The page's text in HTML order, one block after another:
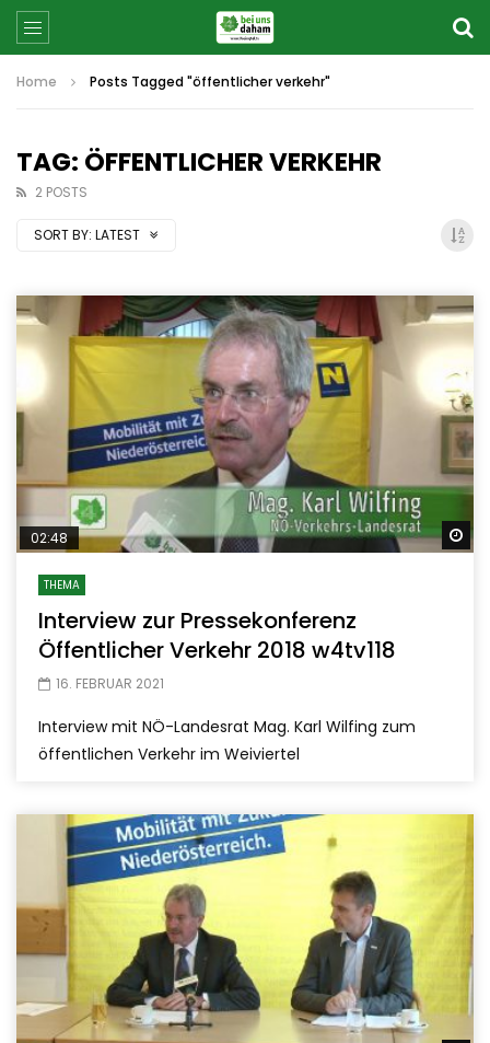
Home Posts Tagged "öffentlicher verkehr"
TAG: ÖFFENTLICHER VERKEHR
2 POSTS
SORT BY: LATEST
02:48
THEMA
Interview zur Pressekonferenz
Öffentlicher Verkehr 2018 w4tv118
16. FEBRUAR 2021
Interview mit NÖ-Landesrat Mag. Karl Wilfing zum
öffentlichen Verkehr im Weiviertel